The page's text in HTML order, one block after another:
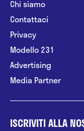
Chi siamo
Contattaci
Privacy
Modello 231
Advertising
Media Partner
ISCRIVITI ALLA